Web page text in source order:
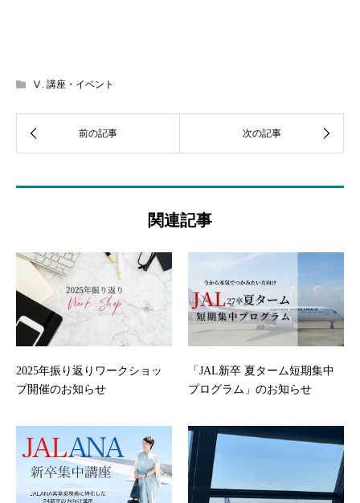
Ⅴ. 講座・イベント
関連記事
2025年振り返りワークショッ
プ開催のお知らせ
「JAL新卒 夏ターム短期集中
プログラム」のお知らせ